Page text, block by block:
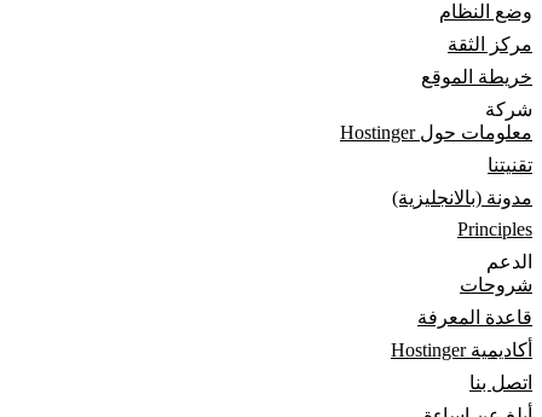
وضع النظام
مركز الثقة
خريطة الموقع
شركة
معلومات حول Hostinger
تقنيتنا
مدونة (بالانجليزية)
Principles
الدعم
شروحات
قاعدة المعرفة
أكاديمية Hostinger
اتصل بنا